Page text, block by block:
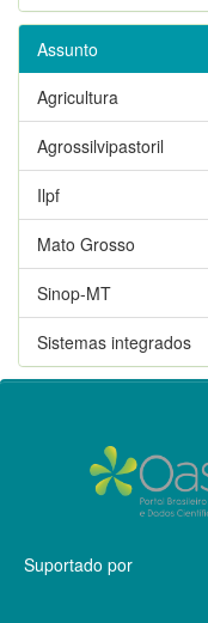
Assunto
Agricultura
Agrossilvipastoril
Ilpf
Mato Grosso
Sinop-MT
Sistemas integrados
Suportado por